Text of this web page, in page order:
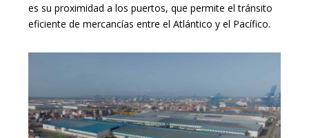
es su proximidad a los puertos, que permite el tránsito
eficiente de mercancías entre el Atlántico y el Pacífico.